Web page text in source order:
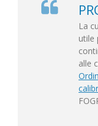
La
utile
alle